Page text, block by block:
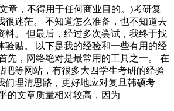
章，不得用于任何商业目的。)考研复
很迷茫。 不知道怎么准备，也不知道去
料。 但最后，经过多次尝试，我终于找
验贴。 以下是我的经验和一些有用的经
先，网络绝对是最常用的工具之一。 在
吧等网站，有很多大四学生考研的经验
们理清思路，更好地应对复旦韩硕考
的文章质量相对较高，因为